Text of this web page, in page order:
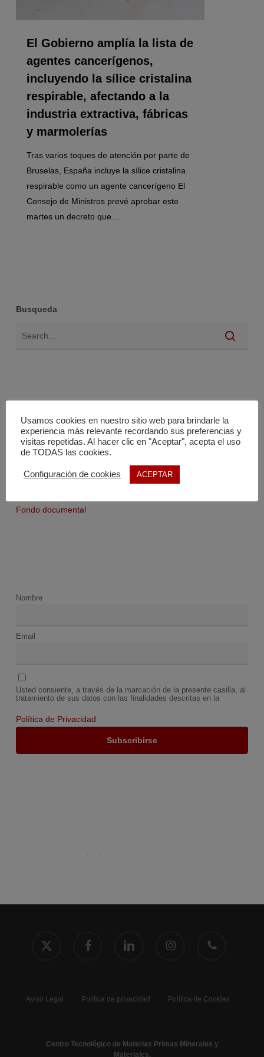
El Gobierno amplía la lista de
agentes cancerígenos,
incluyendo la sílice cristalina
respirable, afectando a la
industria extractiva, fábricas
y marmolerías
Tras varios toques de atención por parte de
Bruselas, España incluye la sílice cristalina
respirable como un agente cancerígeno El
Consejo de Ministros prevé aprobar este
martes un decreto que…
Busqueda
Noticias
Ayudas y subvenciones
Fondo documental
Nombre
Email
Usted consiente, a través de la marcación de la presente casilla, al
tratamiento de sus datos con las finalidades descritas en la
Política de Privacidad
twitter
Aviso Legal Política de privacidad Política de Cookies
Centro Tecnológico de Materias Primas Minerales y
Materiales.
Usamos cookies en nuestro sitio web para brindarle la
experiencia más relevante recordando sus preferencias y
visitas repetidas. Al hacer clic en "Aceptar", acepta el uso
de TODAS las cookies.
Configuración de cookies ACEPTAR